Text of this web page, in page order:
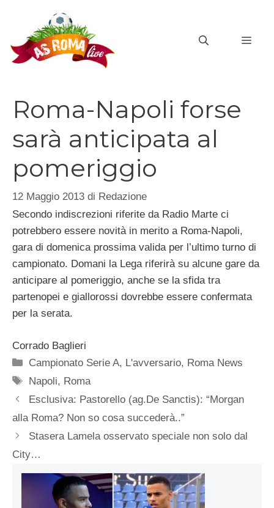
contenuto
Roma-Napoli forse
sarà anticipata al
pomeriggio
12 Maggio 2013 di Redazione
Secondo indiscrezioni riferite da Radio Marte ci
potrebbero essere novità in merito a Roma-Napoli,
gara di domenica prossima valida per l’ultimo turno di
campionato. Domani la Lega riferirà su alcune gare da
anticipare al pomeriggio, anche se la sfida tra
partenopei e giallorossi dovrebbe essere confermata
per la serata.
Corrado Baglieri
Categorie
Campionato Serie A, L'avversario, Roma News
Tag
Napoli, Roma
Esclusiva: Pastorello (ag.De Sanctis): “Morgan
alla Roma? Non so cosa succederà..”
Stasera Lamela osservato speciale non solo dal
City…